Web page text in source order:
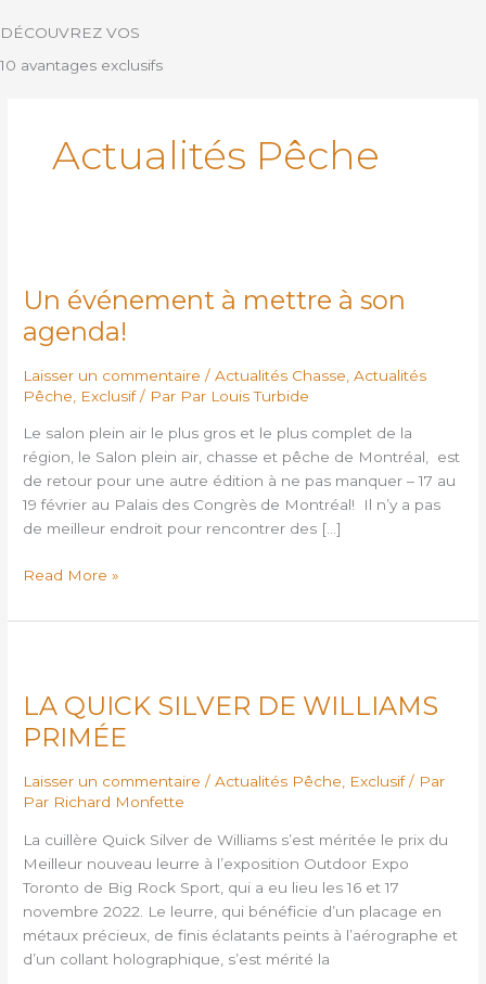
au
contenu
DÉCOUVREZ VOS
10 avantages exclusifs
Actualités Pêche
Un événement à mettre à son
agenda!
Laisser un commentaire /Actualités Chasse ,Actualités
Pêche
Exclusif/ Par Par Louis Turbide
Le salon plein air le plus gros et le plus complet de la
région, le Salon plein air, chasse et pêche de Montréal, est
de retour pour une autre édition à ne pas manquer – 17 au
19 février au Palais des Congrès de Montréal! Il n’y a pas
de meilleur endroit pour rencontrer des […]
à
son
agenda!
Read More »
LA QUICK SILVER DE WILLIAMS
PRIMÉE
Laisser un commentaire /Actualités Pêche Exclusif/ Par
Par Richard Monfette
La cuillère Quick Silver de Williams s’est méritée le prix du
Meilleur nouveau leurre à l’exposition Outdoor Expo
Toronto de Big Rock Sport, qui a eu lieu les 16 et 17
novembre 2022. Le leurre, qui bénéficie d’un placage en
métaux précieux, de finis éclatants peints à l’aérographe et
d’un collant holographique, s’est mérité la
SILVER
DE
WILLIAMS
PRIMÉE